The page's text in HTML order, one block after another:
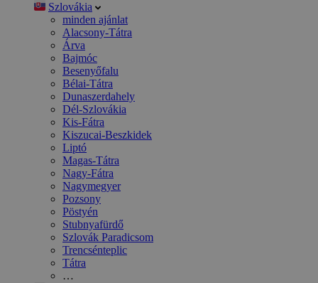
Szlovákia
minden ajánlat
Alacsony-Tátra
Árva
Bajmóc
Besenyőfalu
Bélai-Tátra
Dunaszerdahely
Dél-Szlovákia
Kis-Fátra
Kiszucai-Beszkidek
Liptó
Magas-Tátra
Nagy-Fátra
Nagymegyer
Pozsony
Pöstyén
Stubnyafürdő
Szlovák Paradicsom
Trencsénteplic
Tátra
…